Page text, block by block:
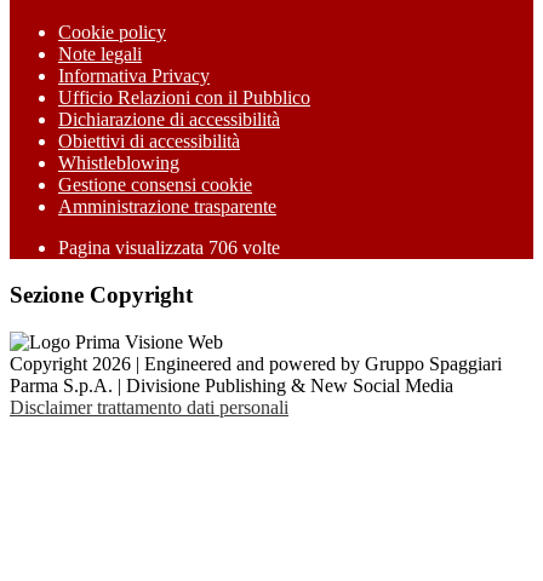
Cookie policy
Note legali
Informativa Privacy
Ufficio Relazioni con il Pubblico
Dichiarazione di accessibilità
Obiettivi di accessibilità
Whistleblowing
Gestione consensi cookie
Amministrazione trasparente
Pagina visualizzata 706 volte
Sezione Copyright
Copyright 2026 | Engineered and powered by Gruppo Spaggiari
Parma S.p.A. | Divisione Publishing & New Social Media
Disclaimer trattamento dati personali